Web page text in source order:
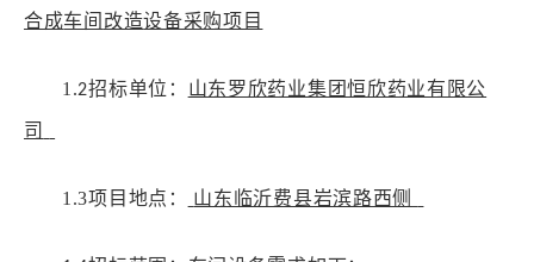
合成车间 改造设备采购项目
1.2招标单位： 山东罗欣药业集团恒欣药业有限公
司
1.3项目地点： 山东临沂费县岩滨路西侧